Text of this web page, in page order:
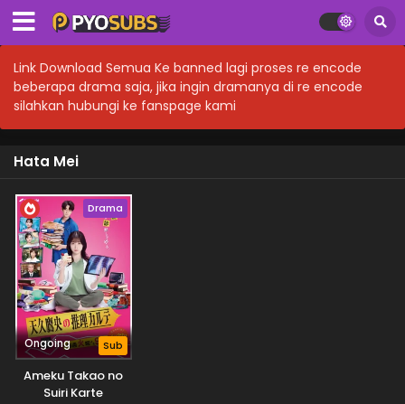
Link Download Semua Ke banned lagi proses re encode
beberapa drama saja, jika ingin dramanya di re encode
silahkan hubungi ke fanspage kami
Hata Mei
Drama
Ongoing Sub
Ameku Takao no
Suiri Karte